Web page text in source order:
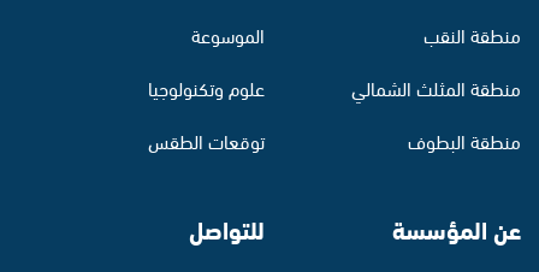
منطقة النقب
منطقة المثلث الشمالي
منطقة البطوف
الموسوعة
علوم وتكنولوجيا
توقعات الطقس
عن المؤسسة للتواصل